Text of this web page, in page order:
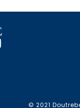
© 2021